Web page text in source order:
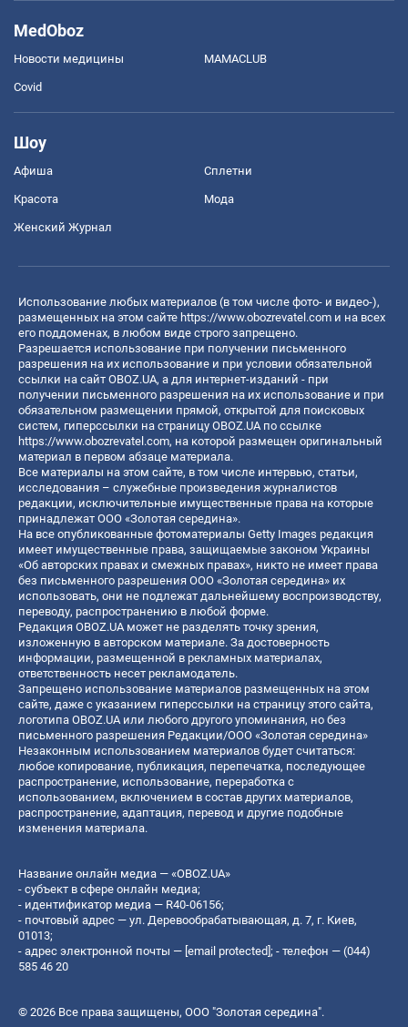
MedOboz
Новости медицины MAMACLUB
Covid
Шоу
Афиша Сплетни
Красота Мода
Женский Журнал
Использование любых материалов (в том числе фото- и видео-),
размещенных на этом сайте https://www.obozrevatel.com и на всех
его поддоменах, в любом виде строго запрещено.
Разрешается использование при получении письменного
разрешения на их использование и при условии обязательной
ссылки на сайт OBOZ.UA, а для интернет-изданий - при
получении письменного разрешения на их использование и при
обязательном размещении прямой, открытой для поисковых
систем, гиперссылки на страницу OBOZ.UA по ссылке
https://www.obozrevatel.com, на которой размещен оригинальный
материал в первом абзаце материала.
Все материалы на этом сайте, в том числе интервью, статьи,
исследования – служебные произведения журналистов
редакции, исключительные имущественные права на которые
принадлежат ООО «Золотая середина».
На все опубликованные фотоматериалы Getty Images редакция
имеет имущественные права, защищаемые законом Украины
«Об авторских правах и смежных правах», никто не имеет права
без письменного разрешения ООО «Золотая середина» их
использовать, они не подлежат дальнейшему воспроизводству,
переводу, распространению в любой форме.
Редакция OBOZ.UA может не разделять точку зрения,
изложенную в авторском материале. За достоверность
информации, размещенной в рекламных материалах,
ответственность несет рекламодатель.
Запрещено использование материалов размещенных на этом
сайте, даже с указанием гиперссылки на страницу этого сайта,
логотипа OBOZ.UA или любого другого упоминания, но без
письменного разрешения Редакции/ООО «Золотая середина»
Незаконным использованием материалов будет считаться:
любое копирование, публикация, перепечатка, последующее
распространение, использование, переработка с
использованием, включением в состав других материалов,
распространение, адаптация, перевод и другие подобные
изменения материала.
Название онлайн медиа — «OBOZ.UA»
- субъект в сфере онлайн медиа;
- идентификатор медиа — R40-06156;
- почтовый адрес — ул. Деревообрабатывающая, д. 7, г. Киев,
01013;
- адрес электронной почты — [email protected]; - телефон — (044)
585 46 20
© 2026 Все права защищены, ООО "Золотая середина".